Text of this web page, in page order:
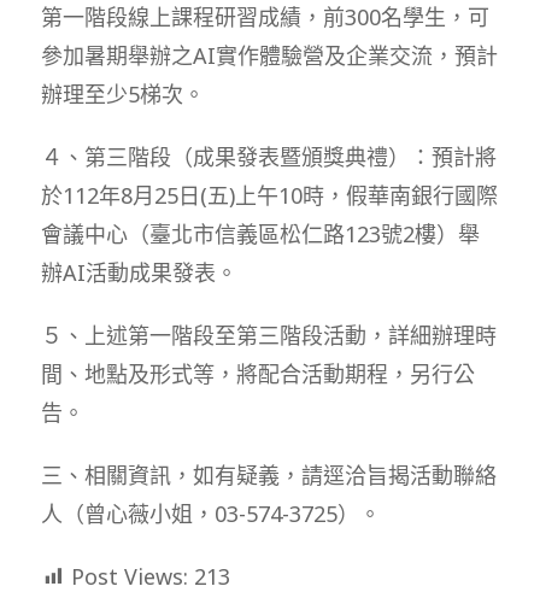
第一階段線上課程研習成績，前300名學生，可
參加暑期舉辦之AI實作體驗營及企業交流，預計
辦理至少5梯次。
４、第三階段（成果發表暨頒獎典禮）：預計將
於112年8月25日(五)上午10時，假華南銀行國際
會議中心（臺北市信義區松仁路123號2樓）舉
辦AI活動成果發表。
５、上述第一階段至第三階段活動，詳細辦理時
間、地點及形式等，將配合活動期程，另行公
告。
三、相關資訊，如有疑義，請逕洽旨揭活動聯絡
人（曾心薇小姐，03-574-3725）。
Post Views: 213